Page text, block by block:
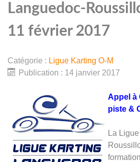
Languedoc-
11 février 2017
Catégorie : Ligue Karting O-M
Publication : 14 janvier 2017
Appel à
piste &
La